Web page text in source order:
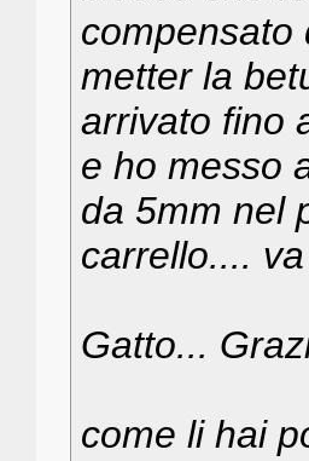
compensato
metter la
arrivato fino
e ho messo
da 5mm nel
carrello....
Gatto...
come li hai